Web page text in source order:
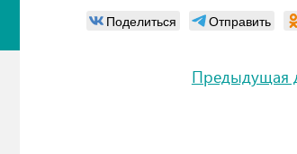
Поделиться Отправить
Предыдущая